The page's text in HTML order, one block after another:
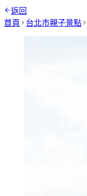
返回
首頁
台北市親子景點